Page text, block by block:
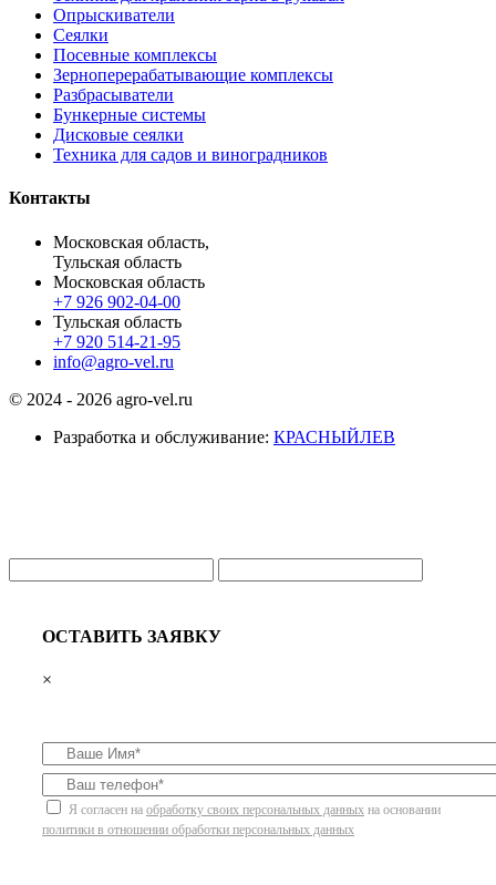
Опрыскиватели
Сеялки
Посевные комплексы
Зерноперерабатывающие комплексы
Разбрасыватели
Бункерные системы
Дисковые сеялки
Техника для садов и виноградников
Контакты
Московская область,
Тульская область
Московская область
+7 926 902-04-00
Тульская область
+7 920 514-21-95
info@agro-vel.ru
© 2024 - 2026 agro-vel.ru
Разработка и обслуживание: КРАСНЫЙЛЕВ
ОСТАВИТЬ ЗАЯВКУ
×
Я согласен на обработку своих персональных данных на основании
политики в отношении обработки персональных данных